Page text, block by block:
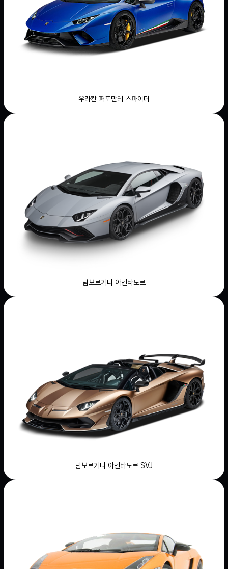
우라칸 퍼포만테 스파이더
람보르기니 아벤타도르
람보르기니 아벤타도르 SVJ